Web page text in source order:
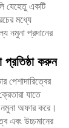
যেহেতু একটি
মধ্যে
নমুনা প্রদানের
করুন
পেশাদারিত্বের
যাতে
নমুনা অফার করে।
এবং উচ্চমানের